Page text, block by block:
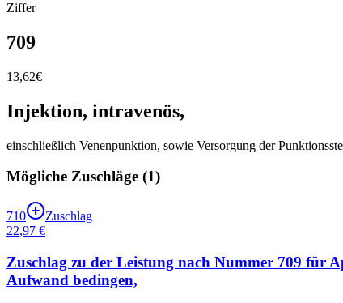
Ziffer
709
13,62€
Injektion, intravenös,
einschließlich Venenpunktion, sowie Versorgung der
Mögliche Zuschläge (1)
710
Zuschlag
22,97 €
Zuschlag zu der Leistung nach Nummer 709 für
Aufwand bedingen,